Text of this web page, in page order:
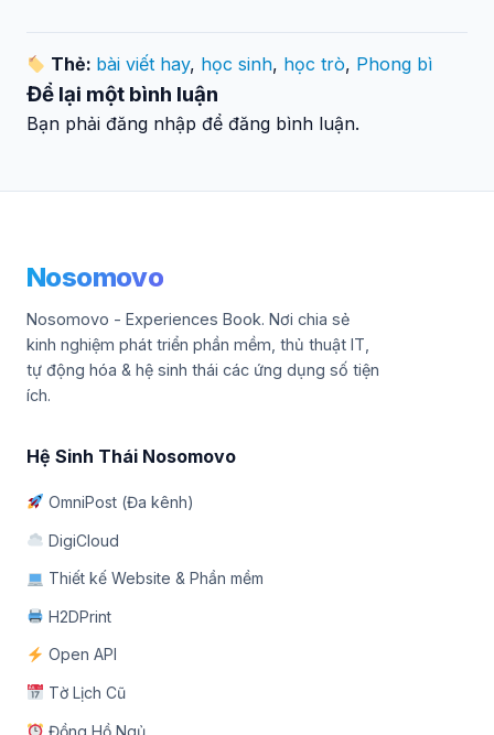
Thẻ: bài viết hay, học sinh, học trò, Phong bì
Để lại một bình luận
Bạn phải đăng nhập để đăng bình luận.
Nosomovo
Nosomovo - Experiences Book. Nơi chia sẻ
kinh nghiệm phát triển phần mềm, thủ thuật IT,
tự động hóa & hệ sinh thái các ứng dụng số tiện
ích.
Hệ Sinh Thái Nosomovo
OmniPost (Đa kênh)
DigiCloud
Thiết kế Website & Phần mềm
H2DPrint
Open API
Tờ Lịch Cũ
Đồng Hồ Ngủ